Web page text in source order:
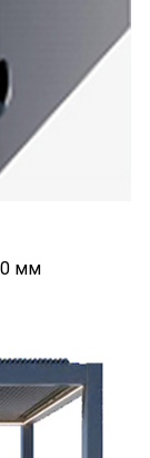
мм